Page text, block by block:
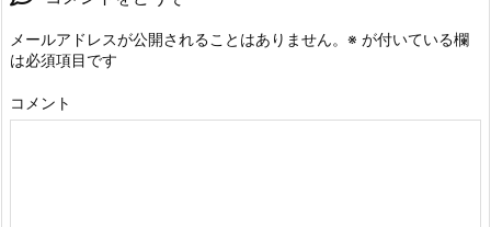
メールアドレスが公開されることはありません。 ※ が付いている欄
は必須項目です
コメント